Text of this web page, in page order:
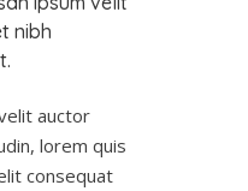
nibh
auctor
lorem quis
consequat